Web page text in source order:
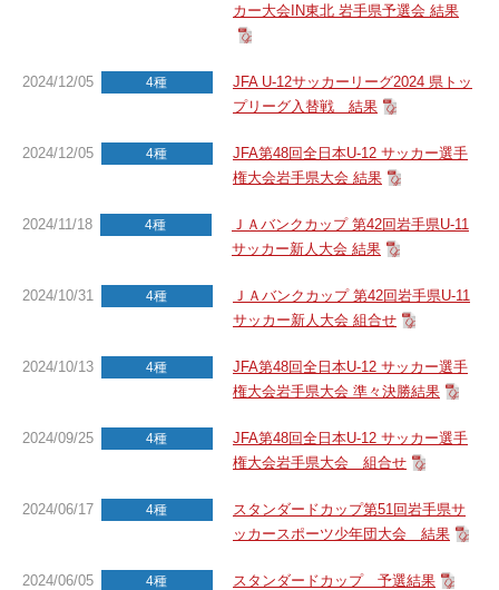
カー大会IN東北 岩手県予選会 結果
2024/12/05 4種
JFA U-12サッカーリーグ2024 県トッ
プリーグ入替戦 結果
2024/12/05 4種
JFA第48回全日本U-12 サッカー選手
権大会岩手県大会 結果
2024/11/18 4種
ＪＡバンクカップ 第42回岩手県U-11
サッカー新人大会 結果
2024/10/31 4種
ＪＡバンクカップ 第42回岩手県U-11
サッカー新人大会 組合せ
2024/10/13 4種
JFA第48回全日本U-12 サッカー選手
権大会岩手県大会 準々決勝結果
2024/09/25 4種
JFA第48回全日本U-12 サッカー選手
権大会岩手県大会 組合せ
2024/06/17 4種
スタンダードカップ第51回岩手県サ
ッカースポーツ少年団大会 結果
2024/06/05 4種 スタンダードカップ 予選結果